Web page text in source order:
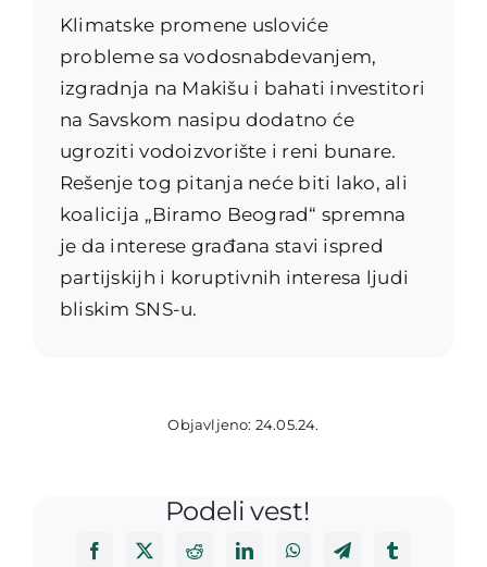
Klimatske promene usloviće
probleme sa vodosnabdevanjem,
izgradnja na Makišu i bahati investitori
na Savskom nasipu dodatno će
ugroziti vodoizvorište i reni bunare.
Rešenje tog pitanja neće biti lako, ali
koalicija „Biramo Beograd“ spremna
je da interese građana stavi ispred
partijskijh i koruptivnih interesa ljudi
bliskim SNS-u.
Objavljeno: 24.05.24.
Podeli vest!